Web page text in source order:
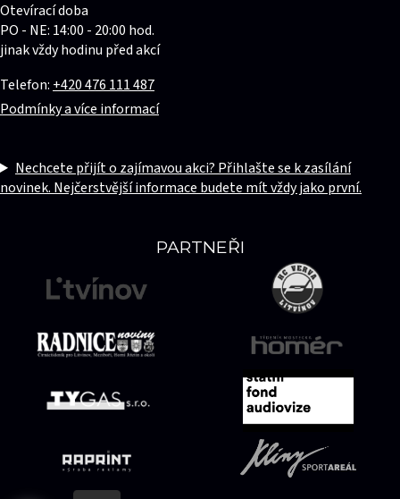
PARTNEŘI
Otevírací doba
PO - NE: 14:00 - 20:00 hod.
jinak vždy hodinu před akcí
Telefon: +420 476 111 487
Podmínky a více informací
Nechcete přijít o zajímavou akci? Přihlašte se k zasílání
novinek. Nejčerstvější informace budete mít vždy jako první.